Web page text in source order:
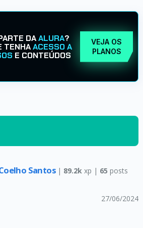
DAALURA?
TENHAACESSO A
E CONTEÚDOS
VEJA OS
PLANOS
Santos | 89.2k xp | 65 posts
27/06/2024